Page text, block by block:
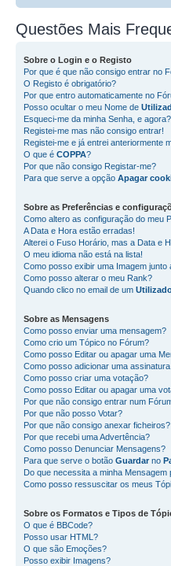
Questões Mais
Sobre o Login e o Registo
Por que é que não consigo entrar no
O Registo é obrigatório?
Por que entro automaticamente no
Posso ocultar o meu Nome de
Esqueci-me da minha Senha, e agora?
Registei-me mas não consigo entrar!
Registei-me e já entrei anteriormente
O que é COPPA?
Por que não consigo Registar-me?
Para que serve a opção Apagar
Sobre as Preferências e
Como altero as configuração do meu
A Data e Hora estão erradas!
Alterei o Fuso Horário, mas a Data e
O meu idioma não está na lista!
Como posso exibir uma Imagem junto
Como posso alterar o meu Rank?
Quando clico no email de um
Sobre as Mensagens
Como posso enviar uma mensagem?
Como crio um Tópico no Fórum?
Como posso Editar ou apagar uma
Como posso adicionar uma
Como posso criar uma votação?
Como posso Editar ou apagar uma
Por que não consigo entrar num
Por que não posso Votar?
Por que não consigo anexar ficheiros?
Por que recebi uma Advertência?
Como posso Denunciar Mensagens?
Para que serve o botão Guardar no
Do que necessita a minha Mensagem
Como posso ressuscitar os meus
Sobre os Formatos e Tipos de
O que é BBCode?
Posso usar HTML?
O que são Emoções?
Posso exibir Imagens?